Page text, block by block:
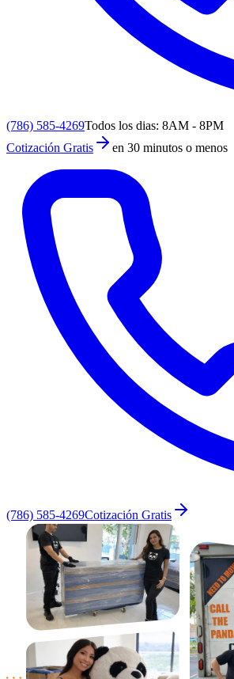
(786) 585-4269Todos los dias: 8AM - 8PM
Cotización Gratis
en 30 minutos o menos
(786) 585-4269Cotización Gratis